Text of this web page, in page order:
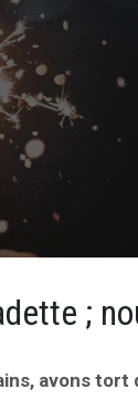
avons tort